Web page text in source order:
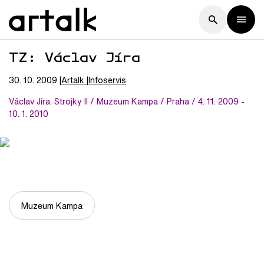
TZ: Václav Jíra
30. 10. 2009 Artalk Infoservis
Václav Jíra: Strojky II / Muzeum Kampa / Praha / 4. 11. 2009 -
10. 1. 2010
Muzeum Kampa